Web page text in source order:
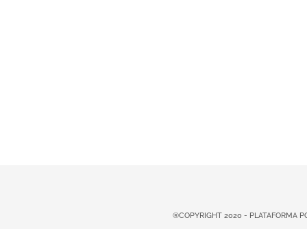
®COPYRIGHT 2020 - PLATAFORMA